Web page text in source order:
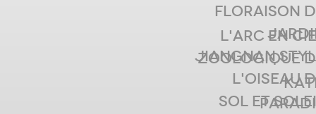
FLORAISON
L'ARC EN
ZOOLOGIQUE
JIANGNAN
L'OISEAU
SOL ET